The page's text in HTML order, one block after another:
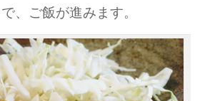
、ご飯が進みます。